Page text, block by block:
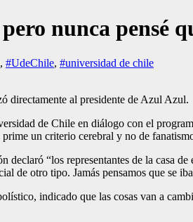
nunca pensé
, #UdeChile, #universidad de chile
directamente al presidente de Azul Azul.
de Chile en diálogo con el
un criterio cerebral y no de
“los representantes de la casa
de otro tipo. Jamás pensamos que se
indicado que las cosas van a